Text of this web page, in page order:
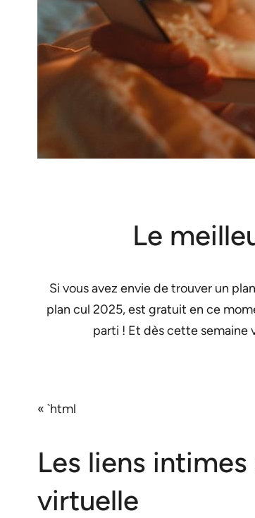
Le
Si vous avez envie de trouver un
plan cul 2025, est gratuit en ce
parti ! Et dès cette semaine
« `html
Les liens
virtuelle